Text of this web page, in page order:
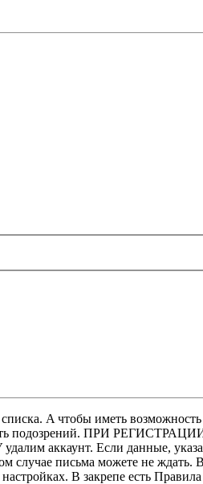
A чтобы иметь
подозрений. ПРИ РЕГИСТРАЦИИ
аккаунт. Если данные,
случае письма можете не ждать.
В закрепе есть